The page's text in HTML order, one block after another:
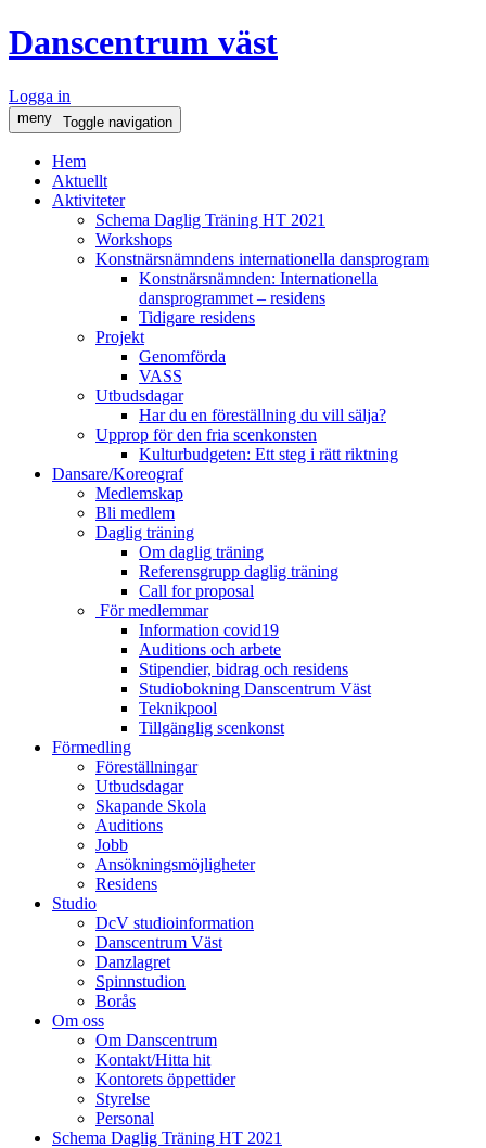
Danscentrum väst
Logga in
meny Toggle navigation
Hem
Aktuellt
Aktiviteter
Schema Daglig Träning HT 2021
Workshops
Konstnärsnämndens internationella dansprogram
Konstnärsnämnden: Internationella
dansprogrammet – residens
Tidigare residens
Projekt
Genomförda
VASS
Utbudsdagar
Har du en föreställning du vill sälja?
Upprop för den fria scenkonsten
Kulturbudgeten: Ett steg i rätt riktning
Dansare/Koreograf
Medlemskap
Bli medlem
Daglig träning
Om daglig träning
Referensgrupp daglig träning
Call for proposal
För medlemmar
Information covid19
Auditions och arbete
Stipendier, bidrag och residens
Studiobokning Danscentrum Väst
Teknikpool
Tillgänglig scenkonst
Förmedling
Föreställningar
Utbudsdagar
Skapande Skola
Auditions
Jobb
Ansökningsmöjligheter
Residens
Studio
DcV studioinformation
Danscentrum Väst
Danzlagret
Spinnstudion
Borås
Om oss
Om Danscentrum
Kontakt/Hitta hit
Kontorets öppettider
Styrelse
Personal
Schema Daglig Träning HT 2021